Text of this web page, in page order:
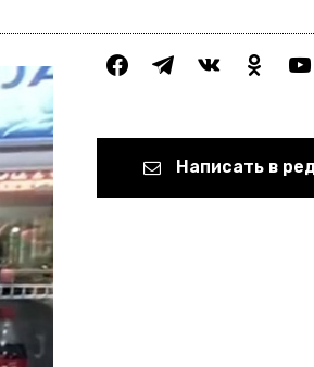
facebooktelegramvkontakte
Написать в